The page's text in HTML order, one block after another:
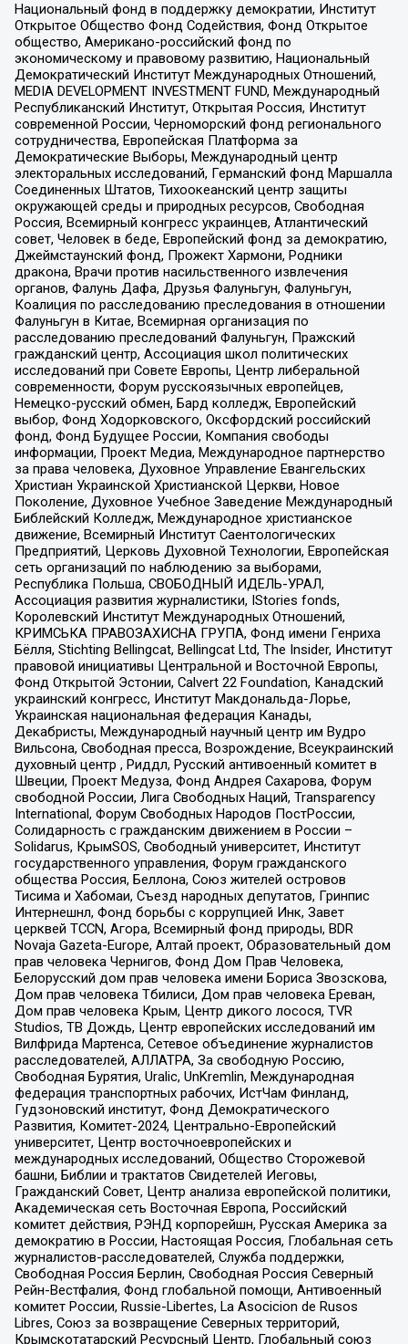
Национальный фонд в поддержку демократии, Институт
Открытое Общество Фонд Содействия, Фонд Открытое
общество, Американо-российский фонд по
экономическому и правовому развитию, Национальный
Демократический Институт Международных Отношений,
MEDIA DEVELOPMENT INVESTMENT FUND, Международный
Республиканский Институт, Открытая Россия, Институт
современной России, Черноморский фонд регионального
сотрудничества, Европейская Платформа за
Демократические Выборы, Международный центр
электоральных исследований, Германский фонд Маршалла
Соединенных Штатов, Тихоокеанский центр защиты
окружающей среды и природных ресурсов, Свободная
Россия, Всемирный конгресс украинцев, Атлантический
совет, Человек в беде, Европейский фонд за демократию,
Джеймстаунский фонд, Прожект Хармони, Родники
дракона, Врачи против насильственного извлечения
органов, Фалунь Дафа, Друзья Фалуньгун, Фалуньгун,
Коалиция по расследованию преследования в отношении
Фалуньгун в Китае, Всемирная организация по
расследованию преследований Фалуньгун, Пражский
гражданский центр, Ассоциация школ политических
исследований при Совете Европы, Центр либеральной
современности, Форум русскоязычных европейцев,
Немецко-русский обмен, Бард колледж, Европейский
выбор, Фонд Ходорковского, Оксфордский российский
фонд, Фонд Будущее России, Компания свободы
информации, Проект Медиа, Международное партнерство
за права человека, Духовное Управление Евангельских
Христиан Украинской Христианской Церкви, Новое
Поколение, Духовное Учебное Заведение Международный
Библейский Колледж, Международное христианское
движение, Всемирный Институт Саентологических
Предприятий, Церковь Духовной Технологии, Европейская
сеть организаций по наблюдению за выборами,
Республика Польша, СВОБОДНЫЙ ИДЕЛЬ-УРАЛ,
Ассоциация развития журналистики, IStories fonds,
Королевский Институт Международных Отношений,
КРИМСЬКА ПРАВОЗАХИСНА ГРУПА, Фонд имени Генриха
Бёлля, Stichting Bellingcat, Bellingcat Ltd, The Insider, Институт
правовой инициативы Центральной и Восточной Европы,
Фонд Открытой Эстонии, Calvert 22 Foundation, Канадский
украинский конгресс, Институт Макдональда-Лорье,
Украинская национальная федерация Канады,
Декабристы, Международный научный центр им Вудро
Вильсона, Свободная пресса, Возрождение, Всеукраинский
духовный центр , Риддл, Русский антивоенный комитет в
Швеции, Проект Медуза, Фонд Андрея Сахарова, Форум
свободной России, Лига Свободных Наций, Transparеncy
International, Форум Свободных Народов ПостРоссии,
Солидарность с гражданским движением в России –
Solidarus, КрымSOS, Свободный университет, Институт
государственного управления, Форум гражданского
общества Россия, Беллона, Союз жителей островов
Тисима и Хабомаи, Съезд народных депутатов, Гринпис
Интернешнл, Фонд борьбы с коррупцией Инк, Завет
церквей TCCN, Агора, Всемирный фонд природы, BDR
Novaja Gazeta-Europe, Алтай проект, Образовательный дом
прав человека Чернигов, Фонд Дом Прав Человека,
Белорусский дом прав человека имени Бориса Звозскова,
Дом прав человека Тбилиси, Дом прав человека Ереван,
Дом прав человека Крым, Центр дикого лосося, TVR
Studios, ТВ Дождь, Центр европейских исследований им
Вилфрида Мартенса, Сетевое объединение журналистов
расследователей, АЛЛАТРА, За свободную Россию,
Свободная Бурятия, Uralic, UnKremlin, Международная
федерация транспортных рабочих, ИстЧам Финланд,
Гудзоновский институт, Фонд Демократического
Развития, Комитет-2024, Центрально-Европейский
университет, Центр восточноевропейских и
международных исследований, Общество Сторожевой
башни, Библии и трактатов Свидетелей Иеговы,
Гражданский Совет, Центр анализа европейской политики,
Академическая сеть Восточная Европа, Российский
комитет действия, РЭНД корпорейшн, Русская Америка за
демократию в России, Настоящая Россия, Глобальная сеть
журналистов-расследователей, Служба поддержки,
Свободная Россия Берлин, Свободная Россия Северный
Рейн-Вестфалия, Фонд глобальной помощи, Антивоенный
комитет России, Russie-Libertes, La Asocicion de Rusos
Libres, Союз за возвращение Северных территорий,
Крымскотатарский Ресурсный Центр, Глобальный союз